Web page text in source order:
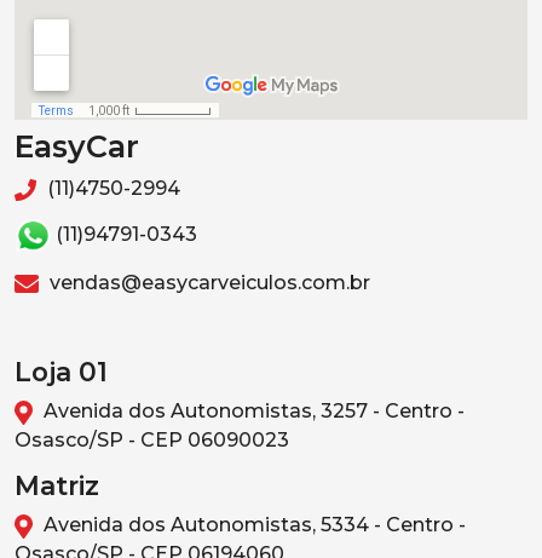
EasyCar
(11)4750-2994
(11)94791-0343
vendas@easycarveiculos.com.br
Loja 01
Avenida dos Autonomistas, 3257 - Centro -
Osasco/SP - CEP 06090023
Matriz
Avenida dos Autonomistas, 5334 - Centro -